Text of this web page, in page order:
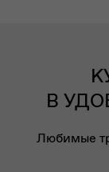
В
Любимые